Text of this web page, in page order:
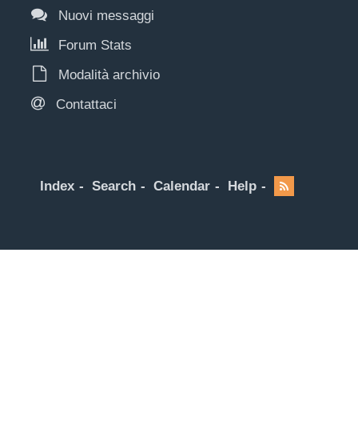
Nuovi messaggi
Forum Stats
Modalità archivio
Contattaci
Index Search Calendar Help